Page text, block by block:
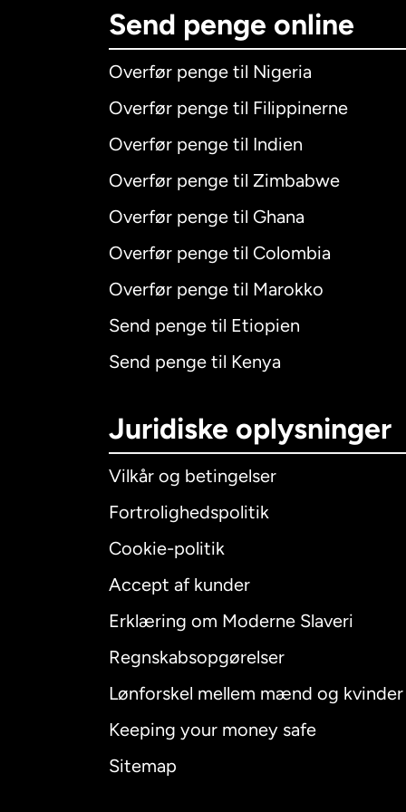
Send penge online
Overfør penge til Nigeria
Overfør penge til Filippinerne
Overfør penge til Indien
Overfør penge til Zimbabwe
Overfør penge til Ghana
Overfør penge til Colombia
Overfør penge til Marokko
Send penge til Etiopien
Send penge til Kenya
Juridiske oplysninger
Vilkår og betingelser
Fortrolighedspolitik
Cookie-politik
Accept af kunder
Erklæring om Moderne Slaveri
Regnskabsopgørelser
Lønforskel mellem mænd og kvinder
Keeping your money safe
Sitemap
Australien